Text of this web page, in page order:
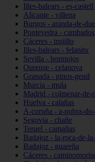
Illes-balears - es-castell
Alicante - villena
Burgos - aranda-de-
Pontevedra - cambados
Cáceres - trujillo
Illes-balears - felanitx
Sevilla - bormujos
Ourense - celanova
Granada - pinos-genil
Murcia - mula
Madrid - colmenar-de-
Huelva - calañas
A-coruña - a-pobra-
Segovia - chañe
Teruel - camañas
Badajoz - la-roca-de-
Badajoz - guareña
Cáceres -